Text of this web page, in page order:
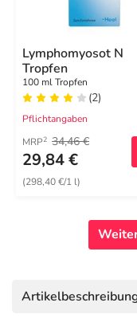
Lymphomyosot N
Tropfen
100 ml Tropfen
(2)
Pflichtangaben
MRP2 34,46 €
29,84 €
(298,40 €/1 l)